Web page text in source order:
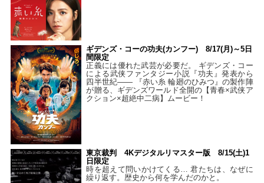
ギデンズ・コーの功夫(カンフー) 8/17(月)～5日
間限定
正義には優れた武芸が必要だ。 ギデンズ・コー
による武侠ファンタジー小説『功夫』発表から
四半世紀―― 『赤い糸 輪廻のひみつ』の製作陣
が贈る、ギデンズワールド全開の【青春×武侠ア
クション×超絶中二病】ムービー！
東京裁判 4Kデジタルリマスター版 8/15(土)1
日限定
時を超えて問いかけてくる… 君たちは、なぜに
繰り返す。歴史から何を学んだのかと。